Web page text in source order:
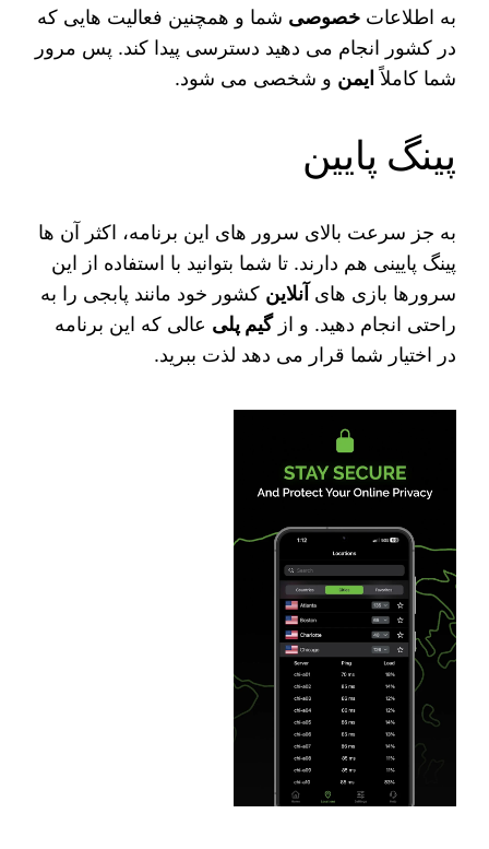
به اطلاعاتخصوصی شما و همچنین فعالیت‌ هایی که
در کشور انجام می‌ دهید دسترسی پیدا کند. پس مرور
شما کاملاً ایمن و شخصی می‌ شود.
پینگ پایین
به جز سرعت بالای سرور های این برنامه، اکثر آن ها
پینگ پایینی هم دارند. تا شما بتوانید با استفاده از این
سرورها بازی‌ های آنلاین کشور خود مانند پابجی را به
راحتی انجام دهید. و ازگیم پلی عالی که این برنامه
در اختیار شما قرار می‌ دهد لذت ببرید.